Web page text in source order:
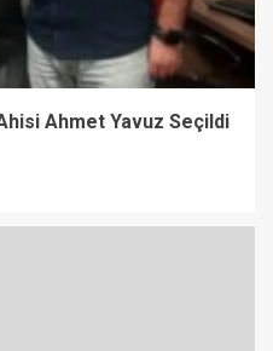
Ahmet Yavuz Seçildi